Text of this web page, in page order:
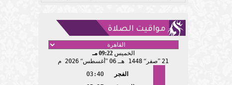
مواقيت الصلاة
الخميس09:22 مـ
21 صفر 1448 هـ 06 أغسطس 2026 م
الفجر
03:40